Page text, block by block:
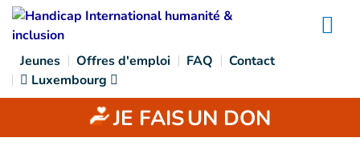
Goto main content
Jeunes Offres d'emploi FAQ
Contact
Luxembourg
JE FAISUN DON